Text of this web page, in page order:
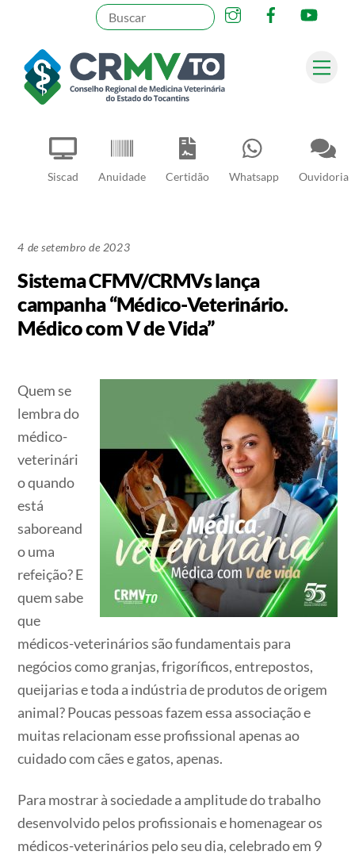
content
Siscad Anuidade Certidão Whatsapp Ouvidoria
InstagramFacebook
Pesquisar
4 de setembro de 2023
Sistema CFMV/CRMVs lança
campanha “Médico-Veterinário.
Médico com V de Vida”
Quem se
lembra do
médico-
veterinári
o quando
está
saboreand
o uma
refeição? E
quem sabe
que
médicos-veterinários são fundamentais para
negócios como granjas, frigoríficos, entrepostos,
queijarias e toda a indústria de produtos de origem
animal? Poucas pessoas fazem essa associação e
muitas relacionam esse profissional apenas ao
cuidado com cães e gatos, apenas.
Para mostrar à sociedade a amplitude do trabalho
desenvolvido pelos profissionais e homenagear os
médicos-veterinários pelo seu dia, celebrado em 9